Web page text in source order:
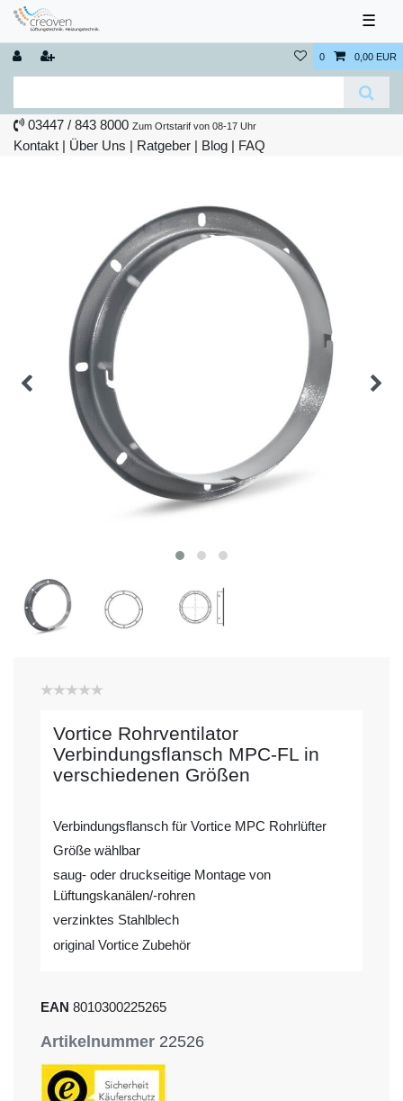
☰
0 0,00 EUR
03447 / 843 8000 Zum Ortstarif von 08-17 Uhr
Kontakt | Über Uns | Ratgeber | Blog | FAQ
Vortice Rohrventilator
Verbindungsflansch MPC-FL in
verschiedenen Größen
Verbindungsflansch für Vortice MPC Rohrlüfter
Größe wählbar
saug- oder druckseitige Montage von
Lüftungskanälen/-rohren
verzinktes Stahlblech
original Vortice Zubehör
EAN 8010300225265
Artikelnummer 22526